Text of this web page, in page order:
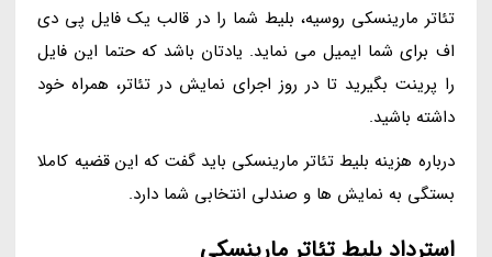
تئاتر مارینسکی روسیه، بلیط شما را در قالب یک فایل پی دی
اف برای شما ایمیل می نماید. یادتان باشد که حتما این فایل
را پرینت بگیرید تا در روز اجرای نمایش در تئاتر، همراه خود
داشته باشید.
درباره هزینه بلیط تئاتر مارینسکی باید گفت که این قضیه کاملا
بستگی به نمایش ها و صندلی انتخابی شما دارد.
استرداد بلیط تئاتر مارینسکی